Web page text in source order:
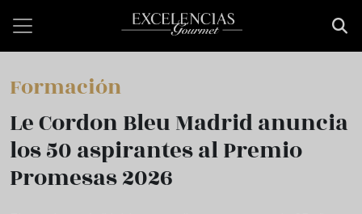
Formación
Le Cordon Bleu Madrid anuncia
los 50 aspirantes al Premio
Promesas 2026